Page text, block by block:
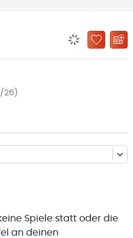
ZU
26)
Spiele statt oder die
an deinen